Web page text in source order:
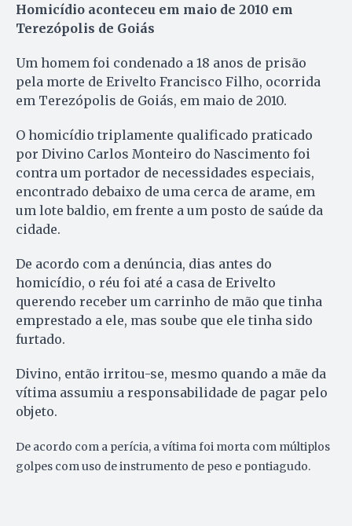
Homicídio aconteceu em maio de 2010 em
Terezópolis de Goiás
Um homem foi condenado a 18 anos de prisão
pela morte de Erivelto Francisco Filho, ocorrida
em Terezópolis de Goiás, em maio de 2010.
O homicídio triplamente qualificado praticado
por Divino Carlos Monteiro do Nascimento foi
contra um portador de necessidades especiais,
encontrado debaixo de uma cerca de arame, em
um lote baldio, em frente a um posto de saúde da
cidade.
De acordo com a denúncia, dias antes do
homicídio, o réu foi até a casa de Erivelto
querendo receber um carrinho de mão que tinha
emprestado a ele, mas soube que ele tinha sido
furtado.
Divino, então irritou-se, mesmo quando a mãe da
vítima assumiu a responsabilidade de pagar pelo
objeto.
De acordo com a perícia, a vítima foi morta com múltiplos
golpes com uso de instrumento de peso e pontiagudo.